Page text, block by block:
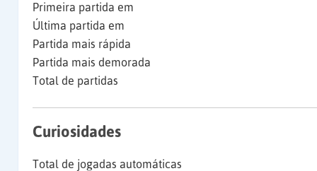
Primeira partida em
Última partida em
Partida mais rápida
Partida mais demorada
Total de partidas
Curiosidades
Total de jogadas automáticas